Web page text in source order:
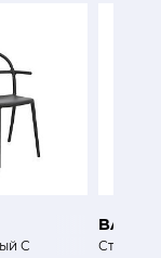
С
BAXTER
Стул